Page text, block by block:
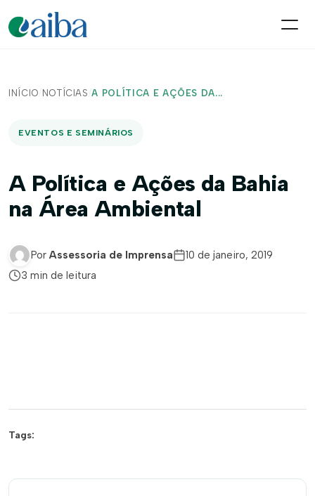
INÍCIO/ NOTÍCIAS /A POLÍTICA E AÇÕES DA...
EVENTOS E SEMINÁRIOS
A Política e Ações da Bahia
na Área Ambiental
Por Assessoria de Imprensa
10 de janeiro, 2019
3 min de leitura
Tags: